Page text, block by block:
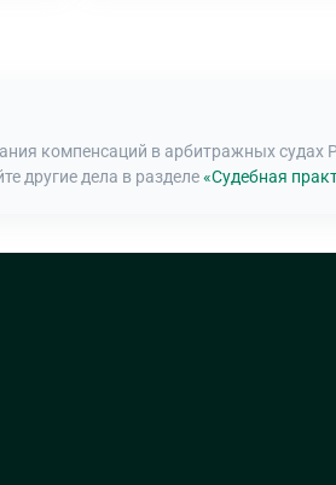
компенсаций в арбитражных
другие дела в разделе«Судебная